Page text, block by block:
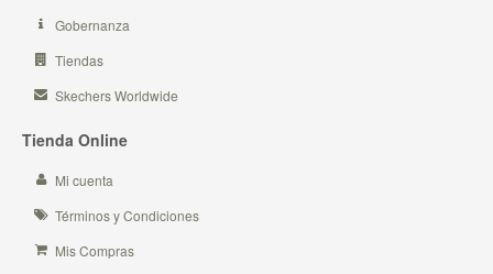
Gobernanza
Tiendas
Skechers Worldwide
Tienda Online
Mi cuenta
Términos y Condiciones
Mis Compras